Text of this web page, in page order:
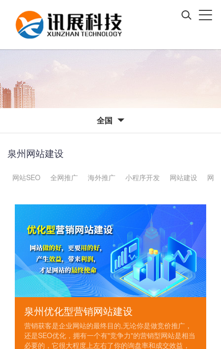
全国
泉州网站建设
网站SEO 全网推广 海外推广 小程序开发 网站建设 网
泉州优化型营销网站建设
营销获客是企业网站的最终目的,无论你是做竞价推广，
还是SEO优化，拥有一个有"竞争力"的营销型网站是相当
必要的，它很大程度上左右了你的询盘率和成交效益，